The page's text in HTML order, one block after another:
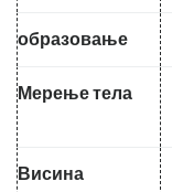
образовање
Мерење тела
Висина